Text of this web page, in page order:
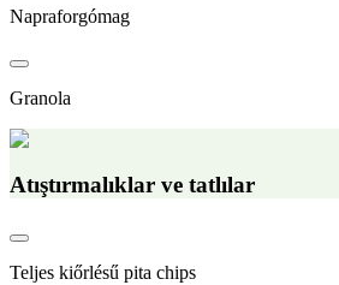
Napraforgómag
Granola
Atıştırmalıklar ve tatlılar
Teljes kiőrlésű pita chips